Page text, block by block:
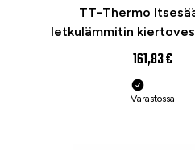
TT-Thermo
letkulämmitin
500w Defa-161,83 €
Varastossa